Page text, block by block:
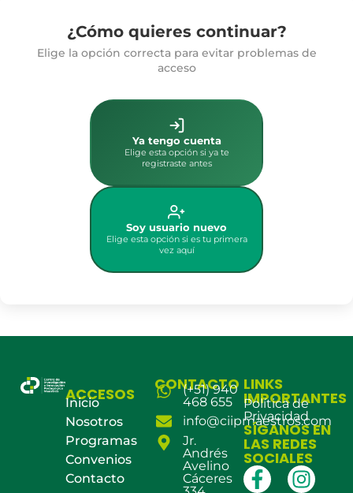
¿Cómo quieres continuar?
Elige la opción correcta para evitar problemas de
acceso
Ya tengo cuenta
Elige esta opción si ya te
registraste antes
Soy usuario nuevo
Elige esta opción si es tu primera
vez aquí
ACCESOS
Inicio
Nosotros
Programas
Convenios
Contacto
CONTACTO
(+51) 940
468 655
info@ciipmaestros.com
Jr.
Andrés
Avelino
Cáceres
LINKS
IMPORTANTES
Política de
Privacidad
SÍGANOS EN
LAS REDES
SOCIALES